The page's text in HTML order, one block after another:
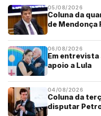
05/08/2026
Coluna da
de Mendonça
06/08/2026
Em entrevista
apoio a Lula
04/08/2026
Coluna da
disputar